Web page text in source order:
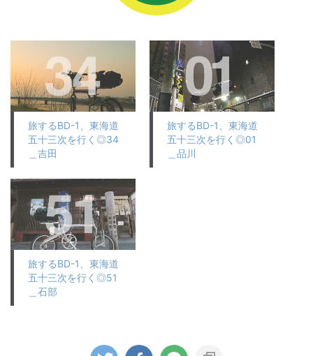
旅するBD-1、東海道
五十三次を行く◎34
＿吉田
旅するBD-1、東海道
五十三次を行く◎01
＿品川
旅するBD-1、東海道
五十三次を行く◎51
＿石部